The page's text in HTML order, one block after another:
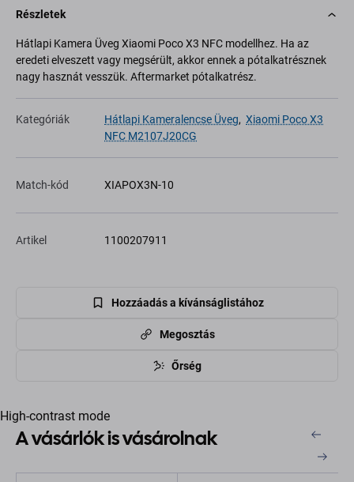
Részletek
Hátlapi Kamera Üveg Xiaomi Poco X3 NFC modellhez. Ha az
eredeti elveszett vagy megsérült, akkor ennek a pótalkatrésznek
nagy hasznát vesszük. Aftermarket pótalkatrész.
Kategóriák Hátlapi Kameralencse Üveg, Xiaomi Poco X3
NFC M2107J20CG
Match-kód XIAPOX3N-10
Artikel 1100207911
Hozzáadás a kívánságlistához
Megosztás
Őrség
High-contrast mode
A vásárlók is vásárolnak